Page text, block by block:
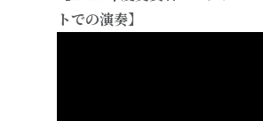
トでの演奏】